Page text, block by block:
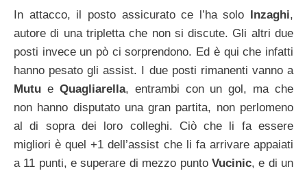
In attacco, il posto assicurato ce l’ha solo Inzaghi,
autore di una tripletta che non si discute. Gli altri due
posti invece un pò ci sorprendono. Ed è qui che infatti
hanno pesato gli assist. I due posti rimanenti vanno a
Mutu e Quagliarella, entrambi con un gol, ma che
non hanno disputato una gran partita, non perlomeno
al di sopra dei loro colleghi. Ciò che li fa essere
migliori è quel +1 dell’assist che li fa arrivare appaiati
a 11 punti, e superare di mezzo punto Vucinic, e di un